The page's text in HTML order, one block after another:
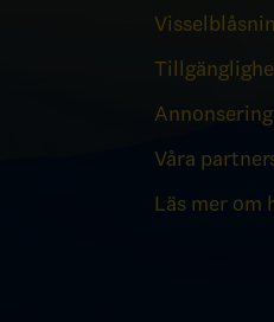
Våra
Läs mer om